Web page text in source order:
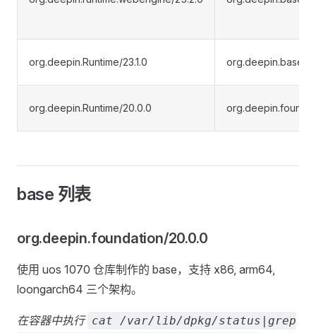
org.deepin.Runtime/23.1.0 org.deepin.base/
org.deepin.Runtime/20.0.0
base 列表
org.deepin.foundation/20.0.0
使用 uos 1070 仓库制作的 base，支持 x86, arm64,
loongarch64 三个架构。
在容器中执行 cat /var/lib/dpkg/status|grep